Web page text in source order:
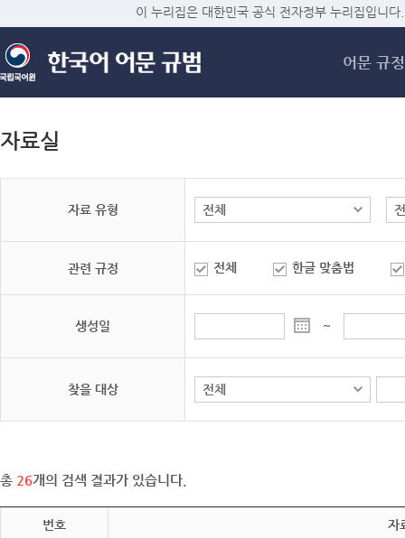
메
이 누리집은 대한민국 공식 전자정부 누리집입니다.
어문 규정
자료실
자료 유형
관련 규정 전체 한글 맞춤법
생성일 ~
찾을 대상
총 26개의 검색 결과가 있습니다.
번호 자